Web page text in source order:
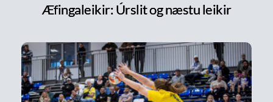
Æfingaleikir: Úrslit og næstu leikir